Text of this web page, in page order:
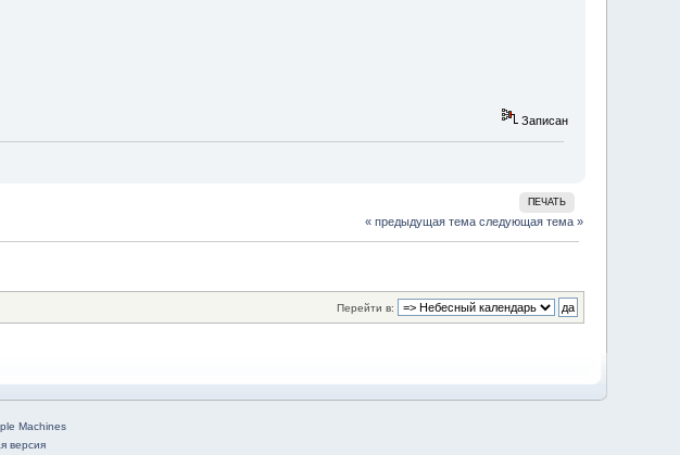
Записан
ПЕЧАТЬ
« предыдущая тема следующая тема »
Перейти в:
Machines
версия